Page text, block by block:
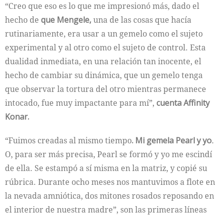
“Creo que eso es lo que me impresionó más, dado el
hecho de que Mengele,una de las cosas que hacía
rutinariamente, era usar a un gemelo como el sujeto
experimental y al otro como el sujeto de control. Esta
dualidad inmediata, en una relación tan inocente, el
hecho de cambiar su dinámica, que un gemelo tenga
que observar la tortura del otro mientras permanece
intocado, fue muy impactante para mí”, cuenta Affinity
Konar.
“Fuimos creadas al mismo tiempo. Mi gemela Pearl y yo.
O, para ser más precisa, Pearl se formó y yo me escindí
de ella. Se estampó a sí misma en la matriz, y copié su
rúbrica. Durante ocho meses nos mantuvimos a flote en
la nevada amniótica, dos mitones rosados reposando en
el interior de nuestra madre”, son las primeras líneas